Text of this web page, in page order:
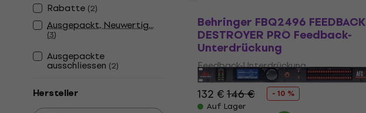
Rabatte (2)
Ausgepackt, Neuwertig...
(3)
Ausgepackte
ausschliessen (2)
Hersteller
Behringer FBQ2496 FEEDBACK
DESTROYER PRO Feedback-
Unterdrückung
Feedback-Unterdrückung
4,1 /5
132 €146 €
- 10 %
Auf Lager